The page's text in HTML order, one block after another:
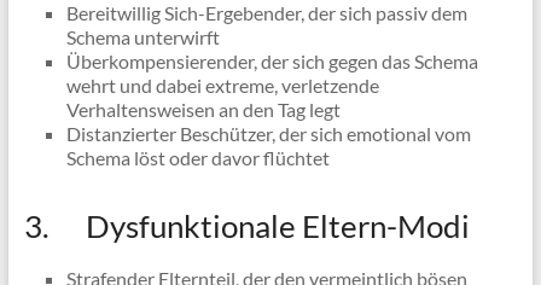
Bereitwillig Sich-Ergebender, der sich passiv dem
Schema unterwirft
Überkompensierender, der sich gegen das Schema
wehrt und dabei extreme, verletzende
Verhaltensweisen an den Tag legt
Distanzierter Beschützer, der sich emotional vom
Schema löst oder davor flüchtet
3. Dysfunktionale Eltern-Modi
Strafender Elternteil, der den vermeintlich bösen